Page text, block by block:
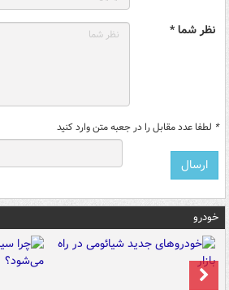
نظر شما *
* لطفا عدد مقابل را در جعبه متن وارد کنید
خودرو